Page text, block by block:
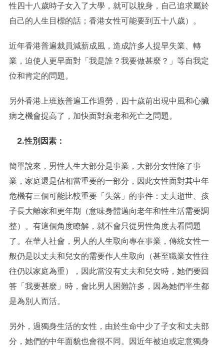
性四十八歲時子女入了大學，就可以脫身，自己追求屬於
自己的人生目標的話；香港女性可能要到五十八歲）。
近年香港普遍裁員減薪成風，造成許多人提早失業、轉
業，迫使人更早面對「我是誰？我要做甚麼？」等自我定
位和肯定的問題。
另外香港上班族普遍工作過勞，四十歲前出現中風和心臟
病之機會提高了，加快面對衰老和死亡之問題。
2.性別因素：
簡單說來，男性人生大部分是事業，大部分女性除了事
業，家庭還是佔相當重要的一部分，因此女性面對其中年
危機有三個可能比較重要「失落」的事件：丈夫逝世、孩
子長大離家和更年期（意味身體邁向老年和性生活需要調
整）。有這個角度瞭解，就不會只從男性角度去看問題
了。在華人社會，男人的人生取向專在事業，傳統女性一
般仍是以丈夫和兒女的需要作人生取向（甚至職業女性往
往仍以家庭為重），因此當沒有丈夫和兒女時，她們要回
答「我要甚麼」時，會比男人困難許多，因為她們半生都
是為別人而活。
另外，過獨身生活的女性，由於生命中少了子女和丈夫部
分，她們的中年面貌也會很不同。因近年被迫或定意獨身